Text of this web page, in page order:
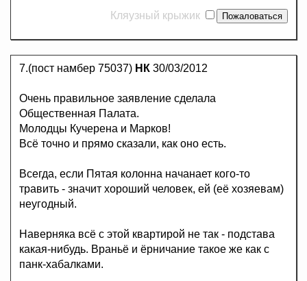
Кляузный крыжик
7.(пост намбер 75037) НК 30/03/2012
Очень правильное заявление сделала
Общественная Палата.
Молодцы Кучерена и Марков!
Всё точно и прямо сказали, как оно есть.
Всегда, если Пятая колонна начанает кого-то
травить - значит хороший человек, ей (её хозяевам)
неугодный.
Наверняка всё с этой квартирой не так - подстава
какая-нибудь. Враньё и ёрничание такое же как с
панк-хабалками.